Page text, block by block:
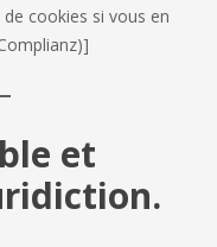
cookies si vous en
et